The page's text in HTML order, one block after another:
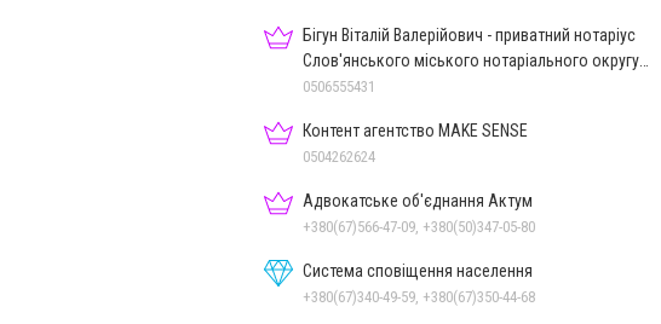
Бігун Віталій Валерійович - приватний нотаріус
Слов'янського міського нотаріального округу
Дон.обл.
0506555431
Контент агентство MAKE SENSE
0504262624
Адвокатське об'єднання Актум
+380(67)566-47-09, +380(50)347-05-80
Система сповіщення населення
+380(67)340-49-59, +380(67)350-44-68